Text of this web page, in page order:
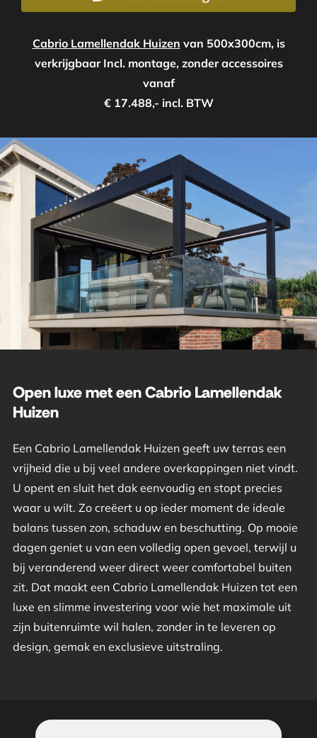
Cabrio Lamellendak Huizen van 500x300cm, is
verkrijgbaar Incl. montage, zonder accessoires
vanaf
€ 17.488,- incl. BTW
Open luxe met een Cabrio Lamellendak
Huizen
Een Cabrio Lamellendak Huizen geeft uw terras een
vrijheid die u bij veel andere overkappingen niet vindt.
U opent en sluit het dak eenvoudig en stopt precies
waar u wilt. Zo creëert u op ieder moment de ideale
balans tussen zon, schaduw en beschutting. Op mooie
dagen geniet u van een volledig open gevoel, terwijl u
bij veranderend weer direct weer comfortabel buiten
zit. Dat maakt een Cabrio Lamellendak Huizen tot een
luxe en slimme investering voor wie het maximale uit
zijn buitenruimte wil halen, zonder in te leveren op
design, gemak en exclusieve uitstraling.